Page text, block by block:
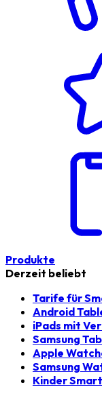
Produkte
Derzeit beliebt
Tarife für
Android
iPads mit
Samsung
Apple
Samsung
Kinder